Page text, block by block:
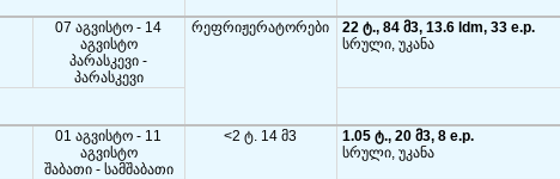
07 აგვისტო - 14
აგვისტო
პარასკევი -
პარასკევი
რეფრიჟერატორები
22 ტ., 84 მ3, 13.6 ldm, 33 e.p.
სრული, უკანა
01 აგვისტო - 11
აგვისტო
შაბათი - სამშაბათი
<2 ტ. 14 მ3
1.05 ტ., 20 მ3, 8 e.p.
სრული, უკანა